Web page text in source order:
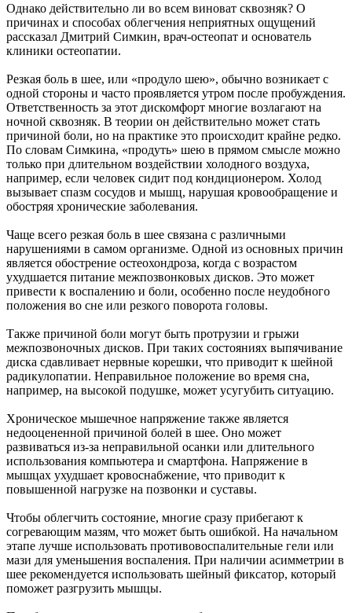
Однако действительно ли во всем виноват сквозняк? О
причинах и способах облегчения неприятных ощущений
рассказал Дмитрий Симкин, врач-остеопат и основатель
клиники остеопатии.
Резкая боль в шее, или «продуло шею», обычно возникает с
одной стороны и часто проявляется утром после пробуждения.
Ответственность за этот дискомфорт многие возлагают на
ночной сквозняк. В теории он действительно может стать
причиной боли, но на практике это происходит крайне редко.
По словам Симкина, «продуть» шею в прямом смысле можно
только при длительном воздействии холодного воздуха,
например, если человек сидит под кондиционером. Холод
вызывает спазм сосудов и мышц, нарушая кровообращение и
обостряя хронические заболевания.
Чаще всего резкая боль в шее связана с различными
нарушениями в самом организме. Одной из основных причин
является обострение остеохондроза, когда с возрастом
ухудшается питание межпозвонковых дисков. Это может
привести к воспалению и боли, особенно после неудобного
положения во сне или резкого поворота головы.
Также причиной боли могут быть протрузии и грыжи
межпозвоночных дисков. При таких состояниях выпячивание
диска сдавливает нервные корешки, что приводит к шейной
радикулопатии. Неправильное положение во время сна,
например, на высокой подушке, может усугубить ситуацию.
Хроническое мышечное напряжение также является
недооцененной причиной болей в шее. Оно может
развиваться из-за неправильной осанки или длительного
использования компьютера и смартфона. Напряжение в
мышцах ухудшает кровоснабжение, что приводит к
повышенной нагрузке на позвонки и суставы.
Чтобы облегчить состояние, многие сразу прибегают к
согревающим мазям, что может быть ошибкой. На начальном
этапе лучше использовать противовоспалительные гели или
мази для уменьшения воспаления. При наличии асимметрии в
шее рекомендуется использовать шейный фиксатор, который
поможет разгрузить мышцы.